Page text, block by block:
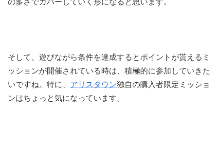
の多さでカバーしていく形になると思います。
そして、遊びながら条件を達成するとポイントが貰えるミ
ッションが開催されている時は、積極的に参加していきた
いですね。 特に、 アリスタウン独自の購入者限定ミッショ
ンはちょっと気になっています。